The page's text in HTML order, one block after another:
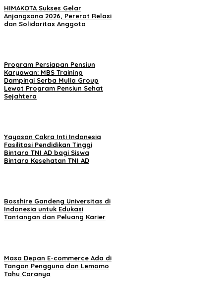
HIMAKOTA Sukses Gelar
Anjangsana 2026, Pererat Relasi
dan Solidaritas Anggota
Program Persiapan Pensiun
Karyawan: MBS Training
Dampingi Serba Mulia Group
Lewat Program Pensiun Sehat
Sejahtera
Yayasan Cakra Inti Indonesia
Fasilitasi Pendidikan Tinggi
Bintara TNI AD bagi Siswa
Bintara Kesehatan TNI AD
Bosshire Gandeng Universitas di
Indonesia untuk Edukasi
Tantangan dan Peluang Karier
Masa Depan E-commerce Ada di
Tangan Pengguna dan Lemomo
Tahu Caranya